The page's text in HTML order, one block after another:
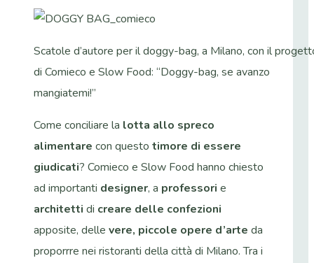
Scatole d’autore per il doggy-bag, a Milano, con il
di Comieco e Slow Food: “Doggy-bag, se avanzo
mangiatemi!”
Come conciliare la lotta allo spreco
alimentare con questo timore di essere
giudicati? Comieco e Slow Food hanno chiesto
ad importanti designer, a professori e
architetti di creare delle confezioni
apposite, delle vere, piccole opere d’arte da
proporrre nei ristoranti della città di Milano. Tra i